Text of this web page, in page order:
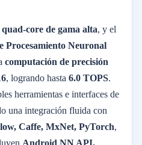
core de gama alta, y el
Procesamiento Neuronal
computación de precisión
, logrando hasta 6.0 TOPS.
herramientas e interfaces de
una integración fluida con
Caffe, MxNet, PyTorch,
Android NN API,